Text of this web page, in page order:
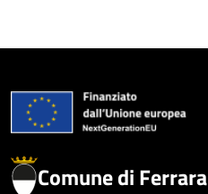
Comune di Ferrara